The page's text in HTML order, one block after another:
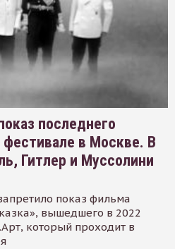
последнего
в Москве. В
Гитлер и Муссолини
показ фильма
вышедшего в 2022
который проходит в